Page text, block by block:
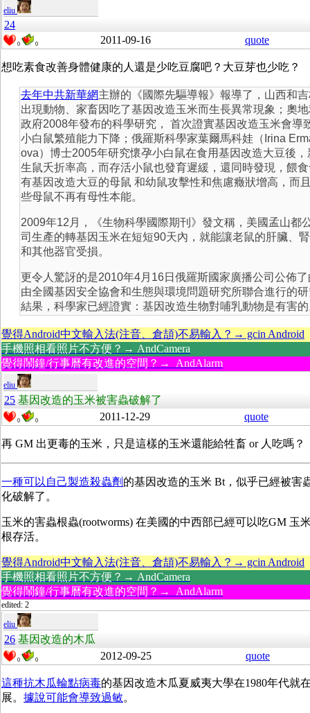
eliu
24
0 0 2011-09-16 quote
想吃素食改善身體健康的人還是少吃豆腐吧？大豆芽也少吃？
去年中共新華網主辦的《國際先驅導報》報導了，山西和
出現動物、家畜因吃了基因改造玉米而生長異常現象；奧
政府2008年發布的科學研究， 首次證實基因改造玉米會導
小白鼠繁殖能力下降；俄羅斯科學家葉爾馬科娃（Irina
ova）博士2005年研究懷孕小白鼠在食用基因改造大豆後，
生鼠夭折率高，而存活小鼠也發育遲緩，還同時發現，餵
有基因改造大豆的母鼠 和幼鼠攻擊性和焦慮癥狀增高，而
些母鼠不再有母性本能。
2009年12月，《生物科學國際期刊》發文稱，美國孟山都
司生產的轉基因玉米在短短90天內，就能讓老鼠的肝臟、
和其他器官受損。
更令人驚訝的是2010年4月16日俄羅斯國家廣播公司公佈了
由全國基因安全協會和生態與環境問題研究所聯合進行的
結果，科學家已經證實：基因改造生物對哺乳動物是有害
覺得Android中文輸入法(注音、倉頡)不易輸入？→ gcin Android
手機照相看照片不方便？→ AndCamera
覺得鬧鐘/行事曆有改進的空間？→ AndAlarm
eliu
25 基因改造的玉米被害蟲破解了
0 0 2011-12-29 quote
再 GM 出更毒的玉米，只是這樣的玉米還能給牲畜 or 人吃嗎？
一種可以自己製造殺蟲劑 的基因改造的玉米 Bt，似乎已經被害
化破解了。
玉米的害蟲根蟲(rootworms) 在美國的中西部已經可以吃GM 玉
根存活。
覺得Android中文輸入法(注音、倉頡)不易輸入？→ gcin Android
手機照相看照片不方便？→ AndCamera
覺得鬧鐘/行事曆有改進的空間？→ AndAlarm
edited: 2
eliu
26 基因改造的木瓜
0 0 2012-09-25 quote
這種抗木瓜輪點病毒的基因改造木瓜夏威夷大學在1980年代就
展。 據說可能會導致過敏。